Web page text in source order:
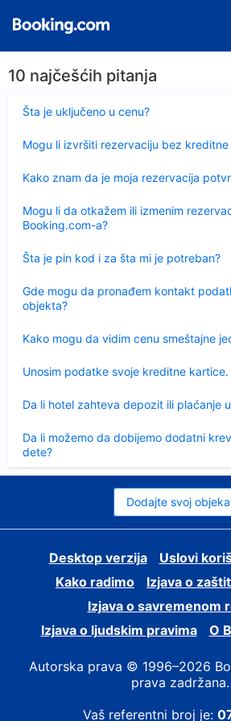
10 najčešćih pitanja
Šta je uključeno u cenu?
Sažeto
Mogu li izvršiti rezervaciju bez
Kako znam da je moja rezervacija
Mogu li da otkažem ili izmenim
Booking.com-a?
Šta je pin kod i za šta mi je potreban?
Sažeto
Gde mogu da pronađem kontakt
objekta?
Kako mogu da vidim cenu smeštajne
Unosim podatke svoje kreditne
Da li hotel zahteva depozit ili plaćanje
Da li možemo da dobijemo dodatni
dete?
Dodajte svoj
Desktop verzija
Uslovi
Kako radimo
Izjava o
Izjava o savremenom
Izjava o ljudskim pravima
О
Autorska prava © 1996–2026
prava zadržana.
Vaš referentni broj je: